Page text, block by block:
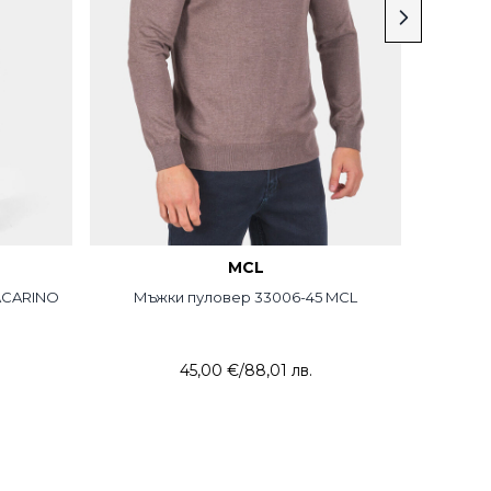
MCL
Мъжки пуловер 33006-45 MCL
45,00 €/88,01 лв.